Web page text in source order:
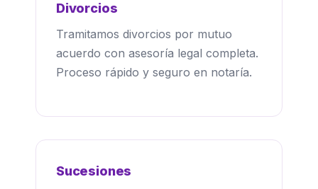
Divorcios
Tramitamos divorcios por mutuo
acuerdo con asesoría legal completa.
Proceso rápido y seguro en notaría.
Sucesiones